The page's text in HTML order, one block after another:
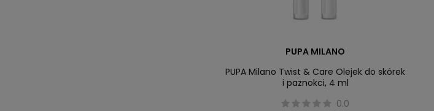
PUPA MILANO
PUPA Milano Twist & Care Olejek do skórek
i paznokci, 4 ml
0.0